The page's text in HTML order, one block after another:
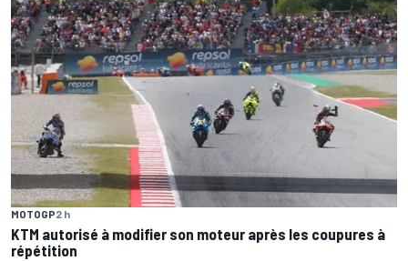
MOTOGP2 h
KTM autorisé à modifier son moteur après les coupures à
répétition